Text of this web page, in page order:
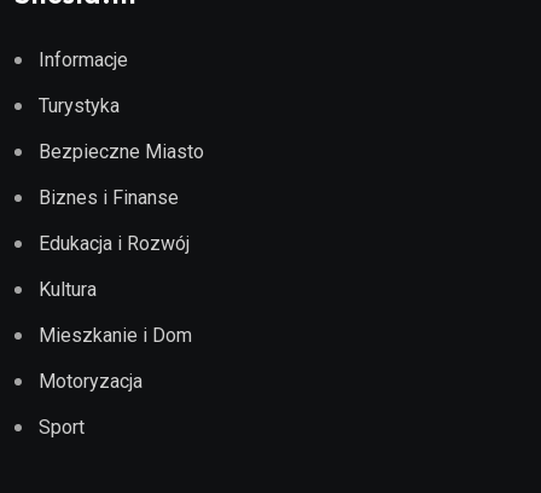
Informacje
Turystyka
Bezpieczne Miasto
Biznes i Finanse
Edukacja i Rozwój
Kultura
Mieszkanie i Dom
Motoryzacja
Sport